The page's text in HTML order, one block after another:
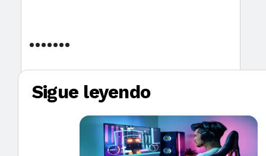
Sigue leyendo